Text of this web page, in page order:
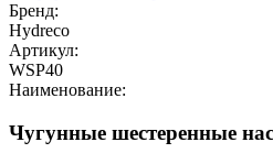
Бренд:
Hydreco
Артикул:
WSP40
Наименование:
Чугунные шестеренные